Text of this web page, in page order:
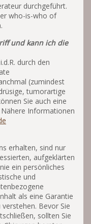
durchgeführt.
who-is-who of
und kann ich die
durch den
(zumindest
tumorartige
Sie auch eine
Informationen
erhalten, sind nur
aufgeklärten
ein persönliches
und
als eine Garantie
Bevor Sie
sollten Sie